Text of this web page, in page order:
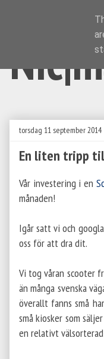
torsdag 11 september 2014
En liten tripp
Vår investering i en
månaden!
Igår satt vi och
oss för att dra dit.
Vi tog våran scooter
än många svenska
överallt fanns små
små kiosker som
en relativt